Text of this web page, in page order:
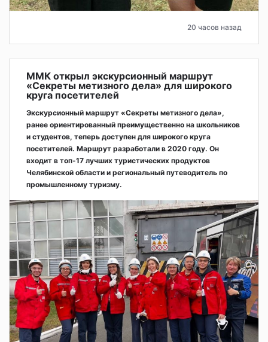
20 часов назад
ММК открыл экскурсионный маршрут
«Секреты метизного дела» для широкого
круга посетителей
Экскурсионный маршрут «Секреты метизного дела»,
ранее ориентированный преимущественно на школьников
и студентов, теперь доступен для широкого круга
посетителей. Маршрут разработали в 2020 году. Он
входит в топ-17 лучших туристических продуктов
Челябинской области и региональный путеводитель по
промышленному туризму.